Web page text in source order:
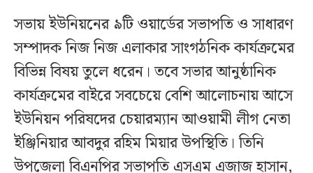
সভায় ইউনিয়নের ৯টি ওয়ার্ডের সভাপতি ও সাধারণ
সম্পাদক নিজ নিজ এলাকার সাংগঠনিক কার্যক্রমের
বিভিন্ন বিষয় তুলে ধরেন। তবে সভার আনুষ্ঠানিক
কার্যক্রমের বাইরে সবচেয়ে বেশি আলোচনায় আসে
ইউনিয়ন পরিষদের চেয়ারম্যান আওয়ামী লীগ নেতা
ইঞ্জিনিয়ার আবদুর রহিম মিয়ার উপস্থিতি। তিনি
উপজেলা বিএনপির সভাপতি এসএম এজাজ হাসান,